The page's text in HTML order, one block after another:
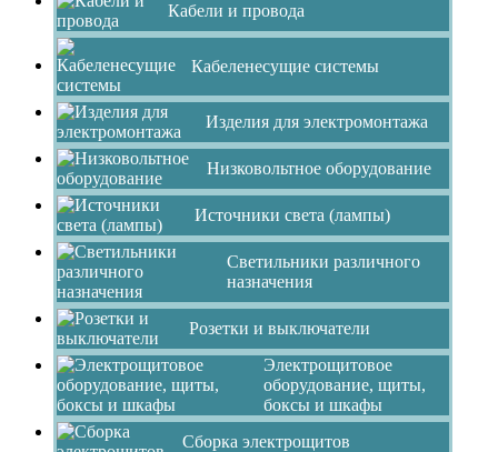
Кабели и провода
Кабеленесущие системы
Изделия для электромонтажа
Низковольтное оборудование
Источники света (лампы)
Светильники различного
назначения
Розетки и выключатели
Электрощитовое
оборудование, щиты,
боксы и шкафы
Сборка электрощитов